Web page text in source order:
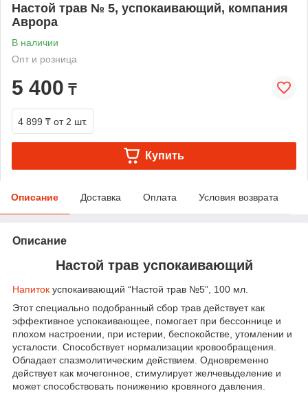
Настой трав № 5, успокаивающий, компания
Аврора
В наличии
Опт и розница
5 400 ₸
4 899 ₸ от 2 шт.
Купить
Описание Доставка Оплата Условия возврата
Описание
Настой трав успокаивающий
Напиток успокаивающий “Настой трав №5”, 100 мл.
Этот специально подобранный сбор трав действует как
эффективное успокаивающее, помогает при бессоннице и
плохом настроении, при истерии, беспокойстве, утомлении и
усталости. Способствует нормализации кровообращения.
Обладает спазмолитическим действием. Одновременно
действует как мочегонное, стимулирует желчевыделение и
может способствовать понижению кровяного давления.